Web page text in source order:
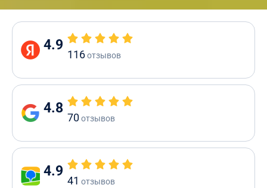
4.9
116отзывов
4.8
70отзывов
4.9
41 отзывов